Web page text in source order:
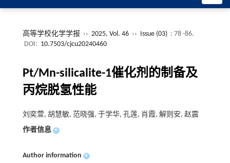
高等学校化学学报 ›› 2025, Vol. 46 ›› Issue (03) : 78 -86.
DOI: 10.7503/cjcu20240460
Pt/Mn-silicalite-1催化剂的制备及
丙烷脱氢性能
刘奕萱, 胡慧敏, 范晓强, 于学华, 孔莲, 肖霞, 解则安, 赵震
作者信息 +
Author information +